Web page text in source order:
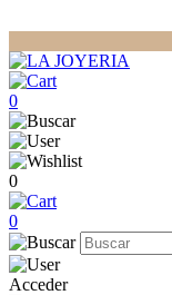
0
0
0
Acceder